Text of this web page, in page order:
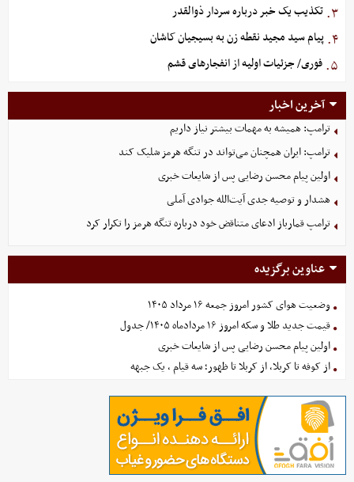
۳. تکذیب یک خبر درباره سردار ذوالقدر
۴. پیام سید مجید نقطه زن به بسیجیان کاشان
۵. فوری/ جزئیات اولیه از انفجارهای قشم
آخرین اخبار
ترامپ: همیشه به مهمات بیشتر نیاز داریم
ترامپ: ایران همچنان می‌تواند در تنگه هرمز شلیک کند
اولین پیام محسن رضایی پس از شایعات خبری
هشدار و توصیه جدی آیت‌الله جوادی آملی
ترامپ قمارباز ادعای متناقض خود درباره تنگه هرمز را تکرار کرد
عناوین برگزیده
وضعیت هوای کشور امروز جمعه ۱۶ مرداد ۱۴۰۵
قیمت جدید طلا و سکه امروز ۱۶ مردادماه ۱۴۰۵/ جدول
اولین پیام محسن رضایی پس از شایعات خبری
از کوفه تا کربلا، از کربلا تا ظهور؛ سه قیام ، یک جبهه